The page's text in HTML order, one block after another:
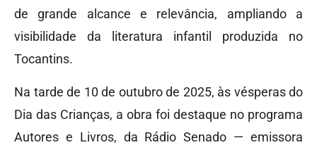
de grande alcance e relevância, ampliando a
visibilidade da literatura infantil produzida no
Tocantins.
Na tarde de 10 de outubro de 2025, às vésperas do
Dia das Crianças, a obra foi destaque no programa
Autores e Livros, da Rádio Senado — emissora